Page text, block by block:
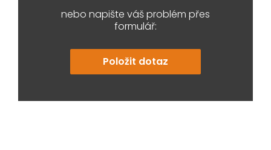
nebo napište váš problém přes
formulář:
Položit dotaz